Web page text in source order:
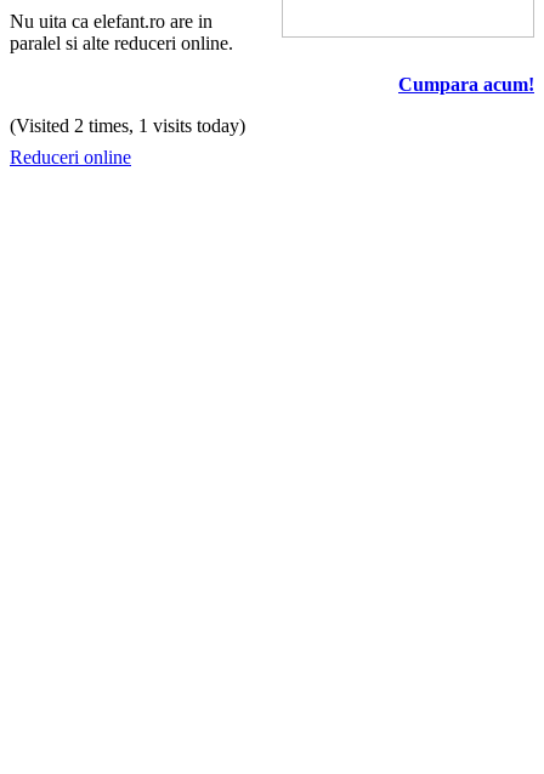
Nu uita ca elefant.ro are in
paralel si alte reduceri online.
Cumpara acum!
(Visited 2 times, 1 visits today)
Reduceri online